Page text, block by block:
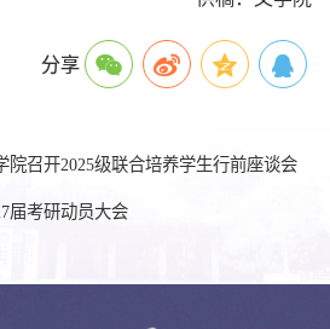
分享
院召开2025级联合培养学生行前座谈会
届考研动员大会